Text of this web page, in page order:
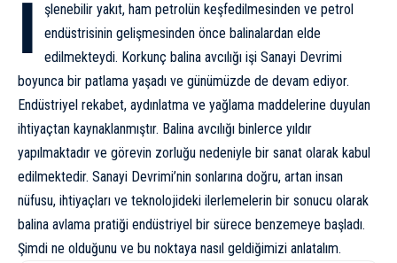
İ
şlenebilir yakıt, ham petrolün keşfedilmesinden ve petrol
endüstrisinin gelişmesinden önce balinalardan elde
edilmekteydi. Korkunç balina avcılığı işi Sanayi Devrimi
boyunca bir patlama yaşadı ve günümüzde de devam ediyor.
Endüstriyel rekabet, aydınlatma ve yağlama maddelerine duyulan
ihtiyaçtan kaynaklanmıştır. Balina avcılığı binlerce yıldır
yapılmaktadır ve görevin zorluğu nedeniyle bir sanat olarak kabul
edilmektedir. Sanayi Devrimi’nin sonlarına doğru, artan insan
nüfusu, ihtiyaçları ve teknolojideki ilerlemelerin bir sonucu olarak
balina avlama pratiği endüstriyel bir sürece benzemeye başladı.
Şimdi ne olduğunu ve bu noktaya nasıl geldiğimizi anlatalım.